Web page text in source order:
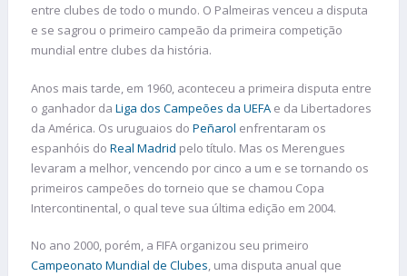
entre clubes de todo o mundo. O Palmeiras venceu a disputa
e se sagrou o primeiro campeão da primeira competição
mundial entre clubes da história.
Anos mais tarde, em 1960, aconteceu a primeira disputa entre
o ganhador da Liga dos Campeões da UEFA e da Libertadores
da América. Os uruguaios do Peñarol enfrentaram os
espanhóis do Real Madrid pelo título. Mas os Merengues
levaram a melhor, vencendo por cinco a um e se tornando os
primeiros campeões do torneio que se chamou Copa
Intercontinental, o qual teve sua última edição em 2004.
No ano 2000, porém, a FIFA organizou seu primeiro
Campeonato Mundial de Clubes, uma disputa anual que